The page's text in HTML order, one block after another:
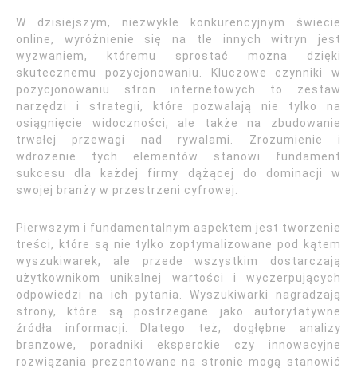
W dzisiejszym, niezwykle konkurencyjnym świecie
online, wyróżnienie się na tle innych witryn jest
wyzwaniem, któremu sprostać można dzięki
skutecznemu pozycjonowaniu. Kluczowe czynniki w
pozycjonowaniu stron internetowych to zestaw
narzędzi i strategii, które pozwalają nie tylko na
osiągnięcie widoczności, ale także na zbudowanie
trwałej przewagi nad rywalami. Zrozumienie i
wdrożenie tych elementów stanowi fundament
sukcesu dla każdej firmy dążącej do dominacji w
swojej branży w przestrzeni cyfrowej.
Pierwszym i fundamentalnym aspektem jest tworzenie
treści, które są nie tylko zoptymalizowane pod kątem
wyszukiwarek, ale przede wszystkim dostarczają
użytkownikom unikalnej wartości i wyczerpujących
odpowiedzi na ich pytania. Wyszukiwarki nagradzają
strony, które są postrzegane jako autorytatywne
źródła informacji. Dlatego też, dogłębne analizy
branżowe, poradniki eksperckie czy innowacyjne
rozwiązania prezentowane na stronie mogą stanowić